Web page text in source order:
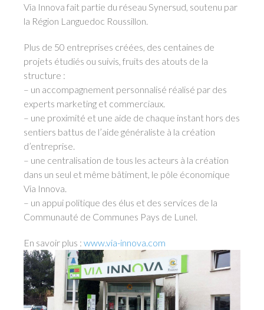
Via Innova fait partie du réseau Synersud, soutenu par
la Région Languedoc Roussillon.
Plus de 50 entreprises créées, des centaines de
projets étudiés ou suivis, fruits des atouts de la
structure :
– un accompagnement personnalisé réalisé par des
experts marketing et commerciaux.
– une proximité et une aide de chaque instant hors des
sentiers battus de l’aide généraliste à la création
d’entreprise.
– une centralisation de tous les acteurs à la création
dans un seul et même bâtiment, le pôle économique
Via Innova.
– un appui politique des élus et des services de la
Communauté de Communes Pays de Lunel.
En savoir plus : www.via-innova.com